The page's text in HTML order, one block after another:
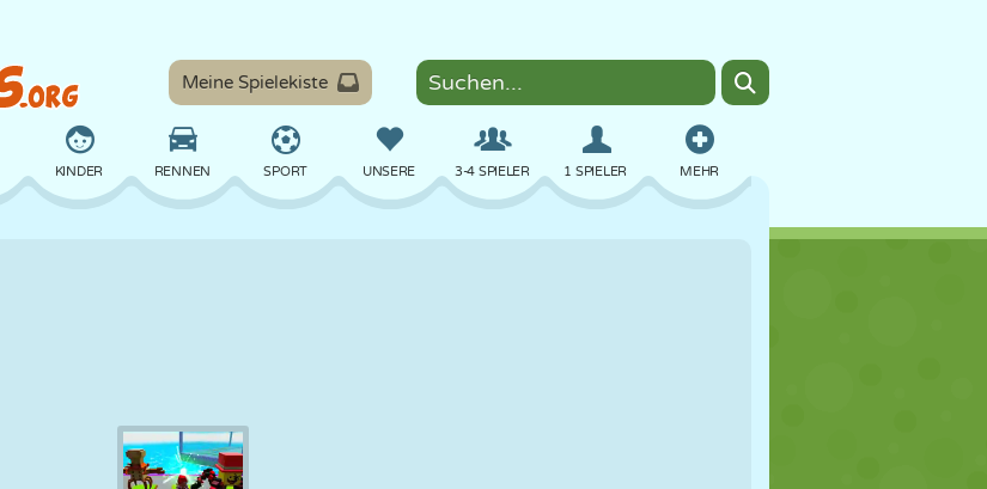
Meine Spielekiste
MEHR
KINDER RENNEN SPORT UNSERE 3-4 SPIELER 1 SPIELER
MONSTER